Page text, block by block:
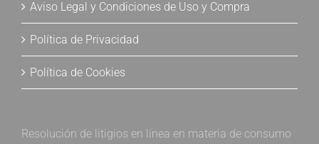
Aviso Legal y Condiciones de Uso y Compra
Política de Privacidad
Política de Cookies
Resolución de litigios en línea en materia de consumo